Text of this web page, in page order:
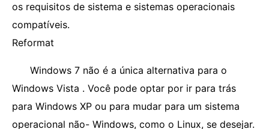
os requisitos de sistema e sistemas operacionais
compatíveis.
Reformat
Windows 7 não é a única alternativa para o
Windows Vista . Você pode optar por ir para trás
para Windows XP ou para mudar para um sistema
operacional não- Windows, como o Linux, se desejar.